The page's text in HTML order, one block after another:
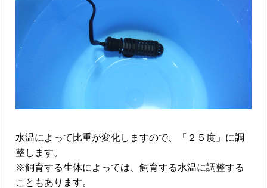
水温によって比重が変化しますので、「２５度」に調
整します。
※飼育する生体によっては、飼育する水温に調整する
こともあります。